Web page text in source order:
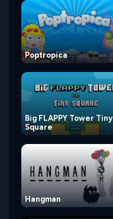
Poptropica
Big FLAPPY Tower Tiny
Square
Hangman